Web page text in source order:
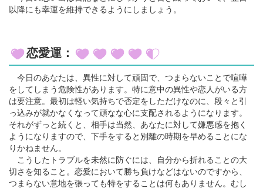
以降にも幸運を維持できるようにしましょう。
恋愛運：
今日のあなたは、異性に対して頑固で、つまらないことで喧嘩
をしてしまう危険性があります。特に意中の異性や恋人がいる方
は要注意。最初は軽い気持ちで否定をしただけなのに、段々と引
っ込みが就かなくなって頑なな心に支配されるようになります。
それがずっと続くと、相手は当然、あなたに対して嫌悪感を抱く
ようになりますので、下手をすると別離の時期を早めることにな
りかねません。
こうしたトラブルを未然に防ぐには、自分から折れることの大
切さを知ること。恋愛において勝ち負けなどはないのですから、
つまらない意地を張っても特をすることは何もありません。むし